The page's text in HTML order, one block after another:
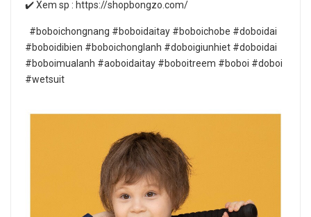
✔️ Xem sp : https://shopbongzo.com/
#boboichongnang #boboidaitay #boboichobe #doboidai
#boboidibien #boboichonglanh #doboigiunhiet #doboidai
#boboimualanh #aoboidaitay #boboitreem #boboi #doboi
#wetsuit